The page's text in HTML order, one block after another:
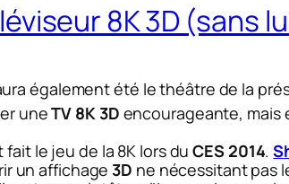
8K 3D (sans
également été le théâtre de la
uneTV 8K 3D encourageante, mais
fait le jeu de la 8K lors duCES 2014.
un affichage3D ne nécessitant pas